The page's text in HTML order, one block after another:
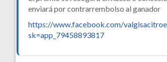
enviará por contrarrembolso al ganador
https://www.facebook.com/
sk=app_79458893817